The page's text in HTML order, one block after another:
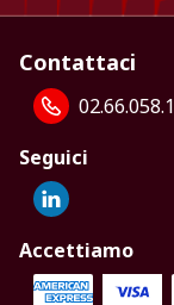
Contattaci
02.66.058.1
Seguici
Accettiamo